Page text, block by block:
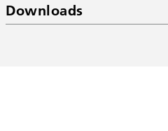
Downloads